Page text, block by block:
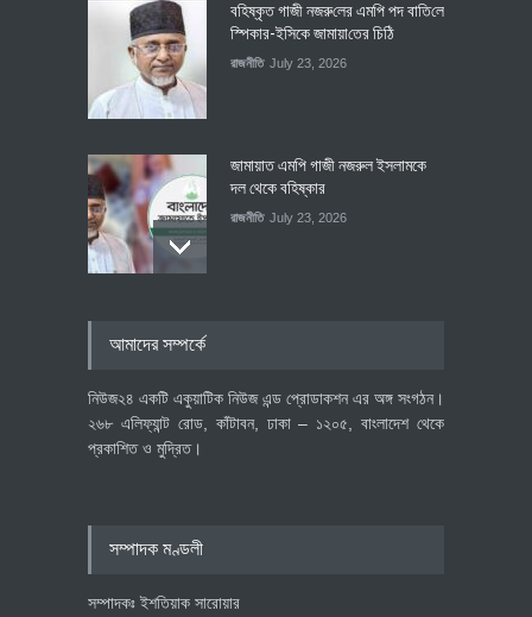
বহিষ্কৃত গাজী নজরু‌লের এম‌পি পদ বা‌তি‌লে
স্পিকার-ইসিকে জামায়া‌তের চি‌ঠি
রাজনীতি July 23, 2026
জামায়াত এমপি গাজী নজরুল ইসলামকে
দল থেকে বহিষ্কার
রাজনীতি July 23, 2026
আমাদের সম্পর্কে
নিউজ২৪ একটি একুয়াটিক নিউজ এন্ড প্রোডাকশন এর অঙ্গ সংগঠন।
২৬৮ এলিফ্যান্ট রোড, কাঁটাবন, ঢাকা – ১২০৫, বাংলাদেশ থেকে
প্রকাশিত ও মুদ্রিত।
সম্পাদক মণ্ডলী
সম্পাদকঃ ইশতিয়াক সারোয়ার